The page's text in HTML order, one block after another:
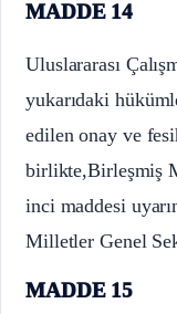
MADDE 14
Uluslararası
yukarıdaki
edilen onay ve
birlikte,Birleşmiş
inci maddesi
Milletler Genel
MADDE 15